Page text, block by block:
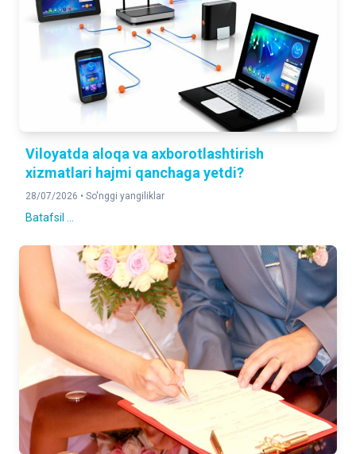
Viloyatda aloqa va axborotlashtirish
xizmatlari hajmi qanchaga yetdi?
28/07/2026 • So'nggi yangiliklar
Batafsil ...